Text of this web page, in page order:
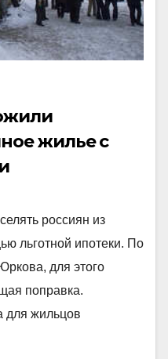
жилье с
россиян из
льготной ипотеки. По
для этого
поправка.
для жильцов